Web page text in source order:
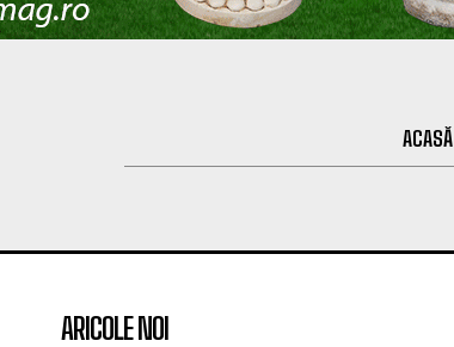
ACASĂ
ARICOLE NOI